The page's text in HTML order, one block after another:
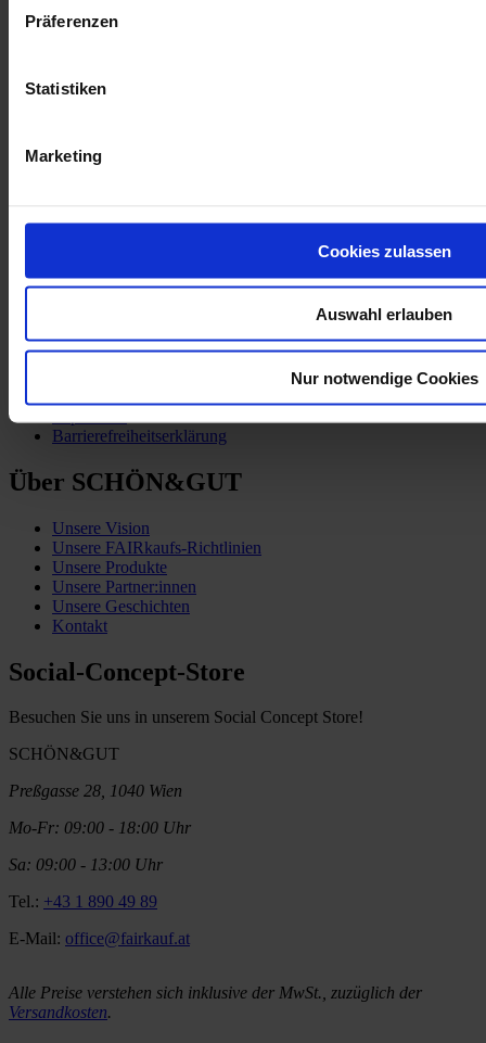
Präferenzen
Statistiken
Marketing
Cookies zulassen
Auswahl erlauben
Nur notwendige Cookies
Mehr Informationen
Kund:innen-Service
Zahlung & Versand
Vertrag widerrufen
Barrierefreiheitserklärung
Über SCHÖN&GUT
Unsere Vision
Unsere FAIRkaufs-Richtlinien
Unsere Produkte
Unsere Partner:innen
Unsere Geschichten
Kontakt
Social-Concept-Store
Besuchen Sie uns in unserem Social Concept Store!
SCHÖN&GUT
Preßgasse 28, 1040 Wien
Mo-Fr: 09:00 - 18:00 Uhr
Sa: 09:00 - 13:00 Uhr
Tel.: +43 1 890 49 89
E-Mail: office@fairkauf.at
Alle Preise verstehen sich inklusive der MwSt., zuzüglich der
Versandkosten.